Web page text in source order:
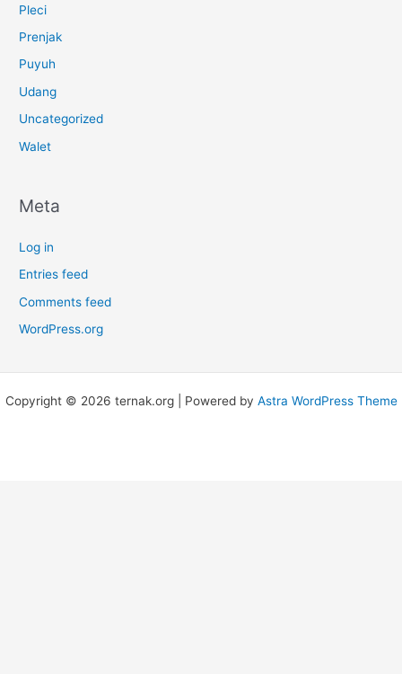
Pleci
Prenjak
Puyuh
Udang
Uncategorized
Walet
Meta
Log in
Entries feed
Comments feed
WordPress.org
Copyright © 2026 ternak.org | Powered by Astra WordPress Theme